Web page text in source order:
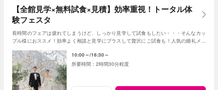
【全館見学×無料試食×見積】効率重視！トータル体
験フェスタ
長時間のフェアは疲れてしまうけど、しっかり見学して試食もしたい・・・そんなカッ
プル様におススメ！効率よく相談と見学にプラスして贅沢にご試食も！人気の婚礼メニ
10:00～ 16:30～
2時間30分程度